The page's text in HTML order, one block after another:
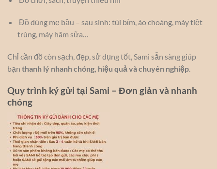
Đồ dùng mẹ bầu – sau sinh: túi bỉm, áo choàng, máy tiệt
trùng, máy hâm sữa…
Chỉ cần đồ còn sạch, đẹp, sử dụng tốt, Sami sẵn sàng giúp
bạn thanh lý nhanh chóng, hiệu quả và chuyên nghiệp.
Quy trình ký gửi tại Sami – Đơn giản và nhanh
chóng